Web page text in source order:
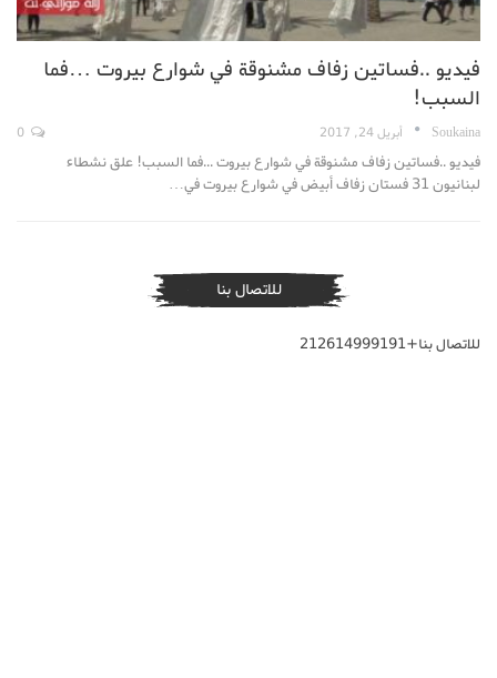
فيديو ..فساتين زفاف مشنوقة في شوارع بيروت …فما
السبب!
Soukaina أبريل 24, 2017
فيديو ..فساتين زفاف مشنوقة في شوارع بيروت ...فما السبب! علق نشطاء
لبنانيون 31 فستان زفاف أبيض في شوارع بيروت في…
للاتصال بنا
للاتصال بنا+212614999191